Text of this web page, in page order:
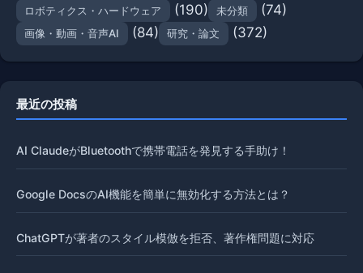
ロボティクス・ハードウェア (190) 未分類 (74)
画像・動画・音声AI (84) 研究・論文 (372)
最近の投稿
AI ClaudeがBluetoothで携帯電話を発見する手助け！
Google DocsのAI機能を簡単に無効化する方法とは？
ChatGPTが著者のスタイル模倣を拒否、著作権問題に対応